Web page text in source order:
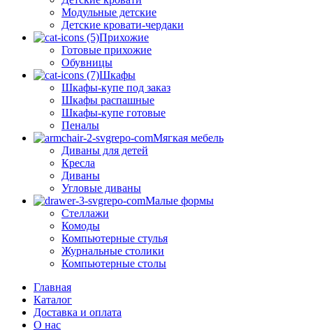
Модульные детские
Детские кровати-чердаки
Прихожие
Готовые прихожие
Обувницы
Шкафы
Шкафы-купе под заказ
Шкафы распашные
Шкафы-купе готовые
Пеналы
Мягкая мебель
Диваны для детей
Кресла
Диваны
Угловые диваны
Малые формы
Стеллажи
Комоды
Компьютерные стулья
Журнальные столики
Компьютерные столы
Главная
Каталог
Доставка и оплата
О нас